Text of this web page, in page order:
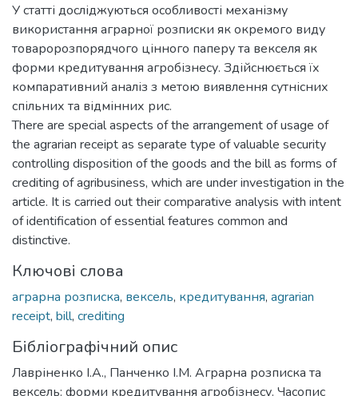
У статті досліджуються особливості механізму
використання аграрної розписки як окремого виду
товаророзпорядчого цінного паперу та векселя як
форми кредитування агробізнесу. Здійснюється їх
компаративний аналіз з метою виявлення сутнісних
спільних та відмінних рис.
There are special aspects of the arrangement of usage of
the agrarian receipt as separate type of valuable security
controlling disposition of the goods and the bill as forms of
crediting of agribusiness, which are under investigation in the
article. It is carried out their comparative analysis with intent
of identification of essential features common and
distinctive.
Ключові слова
аграрна розписка, вексель, кредитування, agrarian
receipt, bill, crediting
Бібліографічний опис
Лавріненко І.А., Панченко І.М. Аграрна розписка та
вексель: форми кредитування агробізнесу. Часопис